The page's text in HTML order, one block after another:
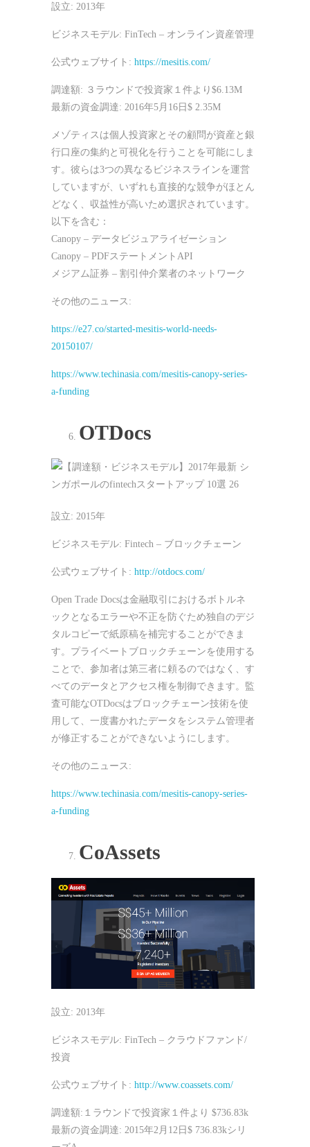
設立: 2013年
ビジネスモデル: FinTech – オンライン資産管理
公式ウェブサイト: https://mesitis.com/
調達額: ３ラウンドで投資家１件より$6.13M
最新の資金調達: 2016年5月16日$ 2.35M
メゾティスは個人投資家とその顧問が資産と銀
行口座の集約と可視化を行うことを可能にしま
す。彼らは3つの異なるビジネスラインを運営
していますが、いずれも直接的な競争がほとん
どなく、収益性が高いため選択されています。
以下を含む：
Canopy – データビジュアライゼーション
Canopy – PDFステートメントAPI
メジアム証券 – 割引仲介業者のネットワーク
その他のニュース:
https://e27.co/started-mesitis-world-needs-
20150107/
https://www.techinasia.com/mesitis-canopy-series-
a-funding
OTDocs
設立: 2015年
ビジネスモデル: Fintech – ブロックチェーン
公式ウェブサイト: http://otdocs.com/
Open Trade Docsは金融取引におけるボトルネ
ックとなるエラーや不正を防ぐため独自のデジ
タルコピーで紙原稿を補完することができま
す。プライベートブロックチェーンを使用する
ことで、参加者は第三者に頼るのではなく、す
べてのデータとアクセス権を制御できます。監
査可能なOTDocsはブロックチェーン技術を使
用して、一度書かれたデータをシステム管理者
が修正することができないようにします。
その他のニュース:
https://www.techinasia.com/mesitis-canopy-series-
a-funding
CoAssets
設立: 2013年
ビジネスモデル: FinTech – クラウドファンド/
投資
公式ウェブサイト: http://www.coassets.com/
調達額:１ラウンドで投資家１件より $736.83k
最新の資金調達: 2015年2月12日$ 736.83kシリ